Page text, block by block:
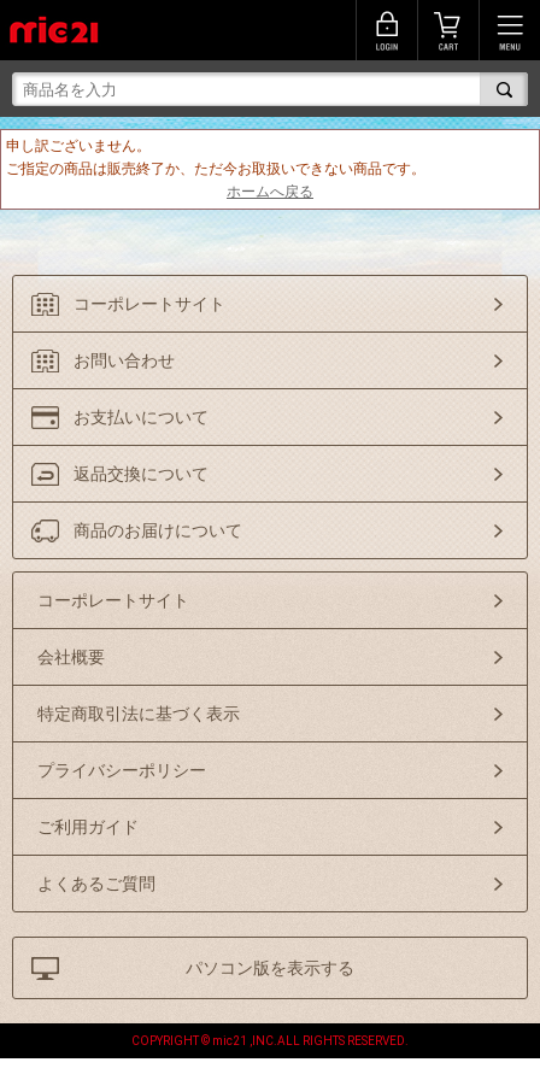
申し訳ございません。
ご指定の商品は販売終了か、ただ今お取扱いできない商品です。
ホームへ戻る
コーポレートサイト
お問い合わせ
お支払いについて
返品交換について
商品のお届けについて
コーポレートサイト
会社概要
特定商取引法に基づく表示
プライバシーポリシー
ご利用ガイド
よくあるご質問
パソコン版を表示する
COPYRIGHT © mic21 ,INC.ALL RIGHTS RESERVED.